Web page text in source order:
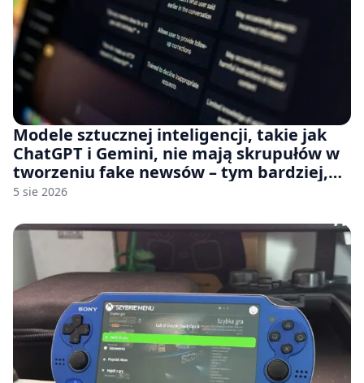
Modele sztucznej inteligencji, takie jak
ChatGPT i Gemini, nie mają skrupułów w
tworzeniu fake newsów – tym bardziej,
jeśli rozmawiasz z nimi po polsku
5 sie 2026